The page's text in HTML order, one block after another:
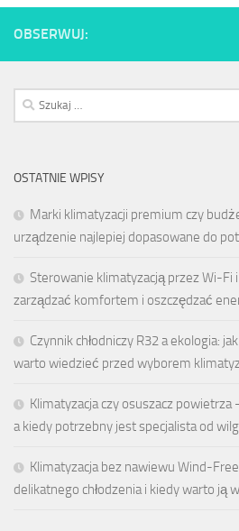
OBSERWUJ:
Szukaj:
OSTATNIE WPISY
Marki klimatyzacji premium czy
urządzenie najlepiej dopasowane do
Sterowanie klimatyzacją przez Wi-Fi
zarządzać komfortem i oszczędzać
Czynnik chłodniczy R32 a ekologia:
warto wiedzieć przed wyborem
Klimatyzacja czy osuszacz
a kiedy potrzebny jest specjalista od
Klimatyzacja bez nawiewu Wind-
delikatnego chłodzenia i kiedy warto ją